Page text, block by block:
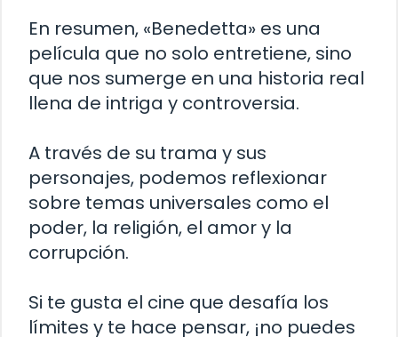
En resumen, «Benedetta» es una
película que no solo entretiene, sino
que nos sumerge en una historia real
llena de intriga y controversia.
A través de su trama y sus
personajes, podemos reflexionar
sobre temas universales como el
poder, la religión, el amor y la
corrupción.
Si te gusta el cine que desafía los
límites y te hace pensar, ¡no puedes